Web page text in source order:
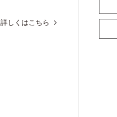
詳しくはこちら